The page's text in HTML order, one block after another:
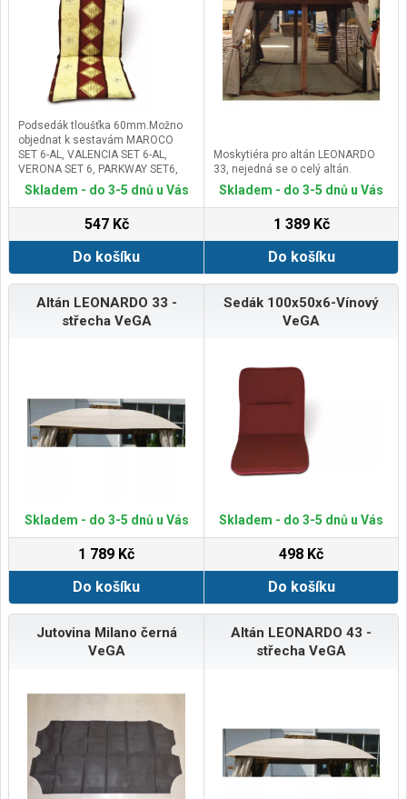
podsedáky.&nbsp;
Podsedák tloušťka 60mm.Možno
objednat k sestavám MAROCO
SET 6-AL, VALENCIA SET 6-AL,
VERONA SET 6, PARKWAY SET6,
PARIS SET 6, VeGAS 4-AL a VeGAS
6-AL.
Skladem - do 3-5 dnů u Vás
547 Kč
Do košíku
Moskytiéra pro altán LEONARDO
33, nejedná se o celý altán.
Skladem - do 3-5 dnů u Vás
1 389 Kč
Do košíku
Altán LEONARDO 33 -
střecha VeGA
Skladem - do 3-5 dnů u Vás
1 789 Kč
Do košíku
Sedák 100x50x6-Vínový
VeGA
Skladem - do 3-5 dnů u Vás
498 Kč
Do košíku
Jutovina Milano černá
VeGA
Altán LEONARDO 43 -
střecha VeGA